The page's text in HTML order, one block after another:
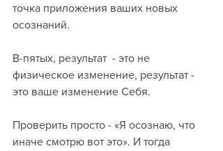
точка приложения ваших новых
осознаний.
В-пятых, результат  - это не
физическое изменение, результат -
это ваше изменение Себя.
Проверить просто - «Я осознаю, что
иначе смотрю вот это». И тогда